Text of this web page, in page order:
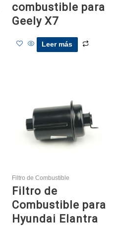
combustible para
Geely X7
Leer más
Filtro de Combustible
Filtro de
Combustible para
Hyundai Elantra